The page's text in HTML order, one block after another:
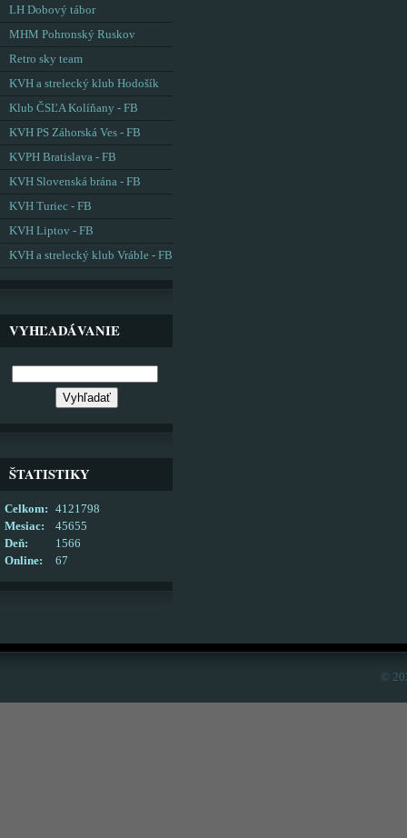
LH Dobový tábor
MHM Pohronský Ruskov
Retro sky team
KVH a strelecký klub Hodošík
Klub ČSĽA Kolíňany - FB
KVH PS Záhorská Ves - FB
KVPH Bratislava - FB
KVH Slovenská brána - FB
KVH Turiec - FB
KVH Liptov - FB
KVH a strelecký klub Vráble - FB
VYHĽADÁVANIE
ŠTATISTIKY
Online: 67
Celkom:
4121798
Mesiac:
45655
Deň:
1566
©